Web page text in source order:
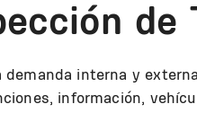
de
demanda interna y
información,